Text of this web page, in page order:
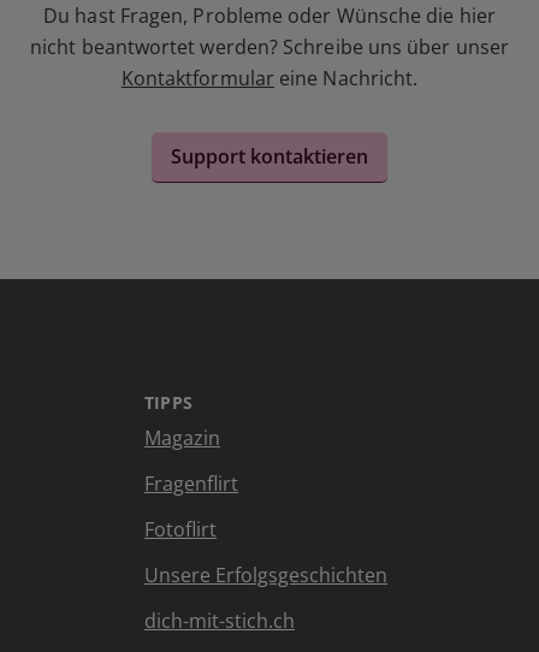
Du hast Fragen, Probleme oder Wünsche die hier
nicht beantwortet werden? Schreibe uns über unser
Kontaktformular eine Nachricht.
Support kontaktieren
TIPPS
Magazin
Fragenflirt
Fotoflirt
Unsere Erfolgsgeschichten
dich-mit-stich.ch